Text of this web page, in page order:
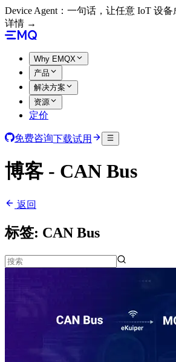
Device Agent：一句话，让任意 IoT 设
详情 →
Why EMQX
产品
解决方案
资源
定价
免费咨询下载试用
博客 - CAN Bus
返回
标签: CAN Bus